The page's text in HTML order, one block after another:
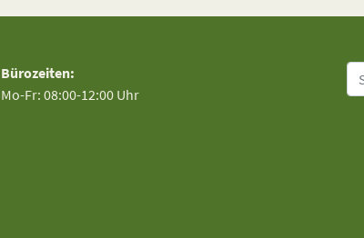
Bürozeiten:
Mo-Fr: 08:00-12:00 Uhr